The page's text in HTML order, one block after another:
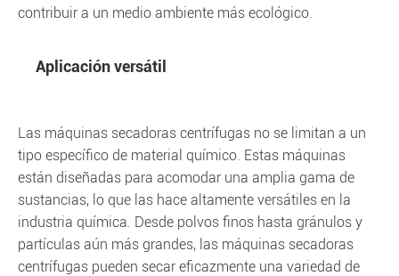
contribuir a un medio ambiente más ecológico.
Aplicación versátil
Las máquinas secadoras centrífugas no se limitan a un
tipo específico de material químico. Estas máquinas
están diseñadas para acomodar una amplia gama de
sustancias, lo que las hace altamente versátiles en la
industria química. Desde polvos finos hasta gránulos y
partículas aún más grandes, las máquinas secadoras
centrífugas pueden secar eficazmente una variedad de